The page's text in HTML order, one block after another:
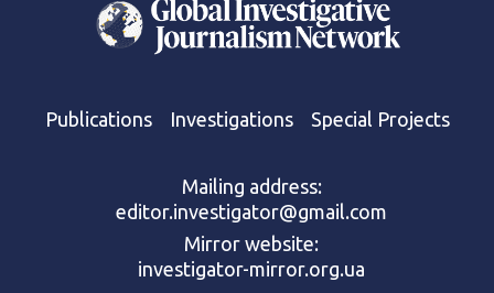
Publications Investigations Special Projects
Mailing address:
editor.investigator@gmail.com
Mirror website:
investigator-mirror.org.ua